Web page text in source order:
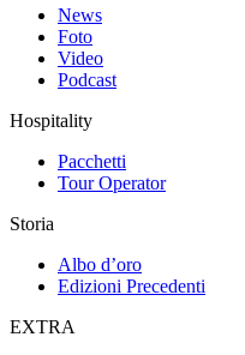
News
Foto
Video
Podcast
Hospitality
Pacchetti
Tour Operator
Storia
Albo d’oro
Edizioni Precedenti
EXTRA